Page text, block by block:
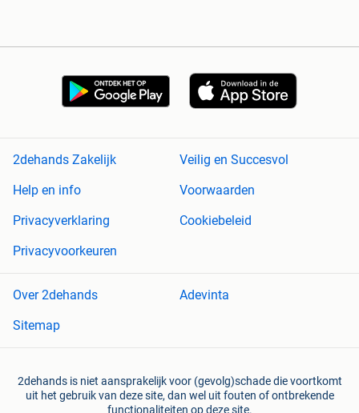
2dehands Zakelijk
Veilig en Succesvol
Help en info
Voorwaarden
Privacyverklaring
Cookiebeleid
Privacyvoorkeuren
Over 2dehands
Adevinta
Sitemap
2dehands is niet aansprakelijk voor (gevolg)schade die voortkomt
uit het gebruik van deze site, dan wel uit fouten of ontbrekende
functionaliteiten op deze site.